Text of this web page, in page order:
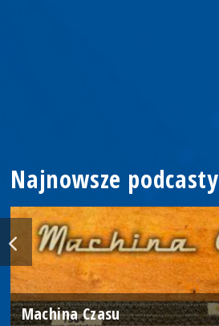
Najnowsze podcasty
Machina Czasu